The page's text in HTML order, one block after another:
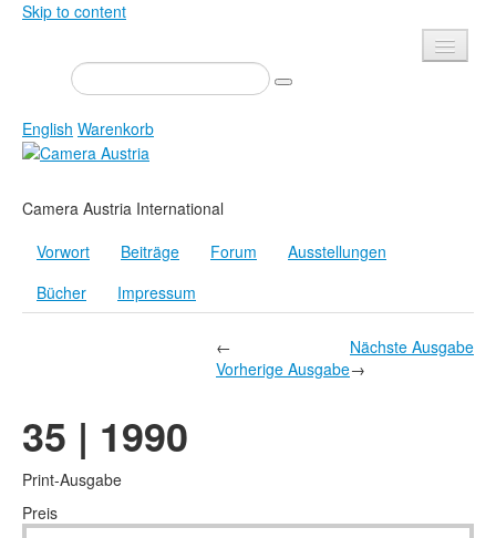
Skip to content
Presse
Veranstaltungen
Newsletter
Shop
English Warenkorb
Bücher
Camera Austria Preis
Fotoarchiv Pierre Bourdieu
Rechtliche Informationen
Camera Austria International
Vorwort
Beiträge Forum
Ausstellungen
Bücher
Impressum
←
Vorherige Ausgabe
Nächste Ausgabe
→
35 | 1990
Print-Ausgabe
Preis